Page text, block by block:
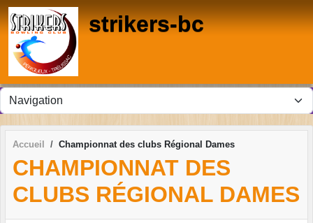
strikers-bc
Accueil Championnat des clubs Régional Dames
CHAMPIONNAT DES
CLUBS RÉGIONAL DAMES
Panneau de gestion des cookies